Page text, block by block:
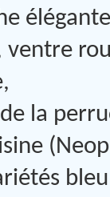
ventre
la